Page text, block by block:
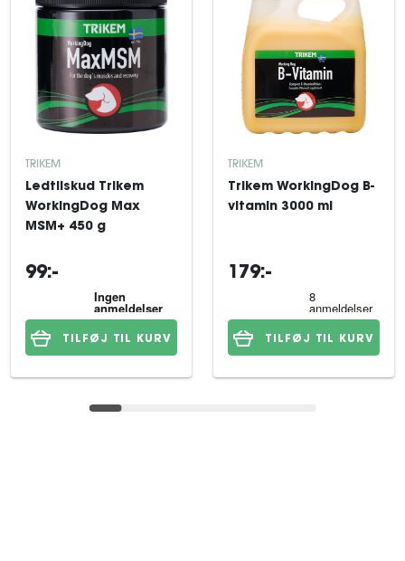
TRIKEM
Ledtilskud Trikem
WorkingDog Max
MSM+ 450 g
99:-
TILFØJ TIL KURV
TRIKEM
Trikem WorkingDog B-
vitamin 3000 ml
179:-
TILFØJ TIL KURV